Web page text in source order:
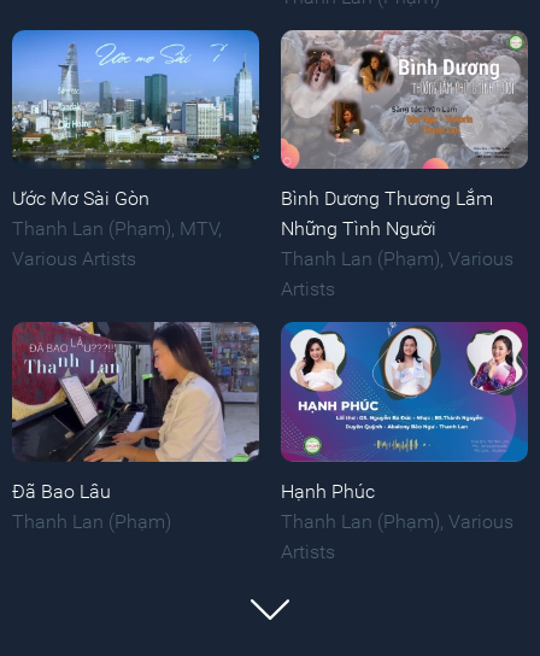
Ước Mơ Sài Gòn
Thanh Lan (Phạm), MTV,
Various Artists
Bình Dương Thương Lắm
Những Tình Người
Thanh Lan (Phạm), Various
Artists
Đã Bao Lâu
Thanh Lan (Phạm)
Hạnh Phúc
Thanh Lan (Phạm) Various
Artists